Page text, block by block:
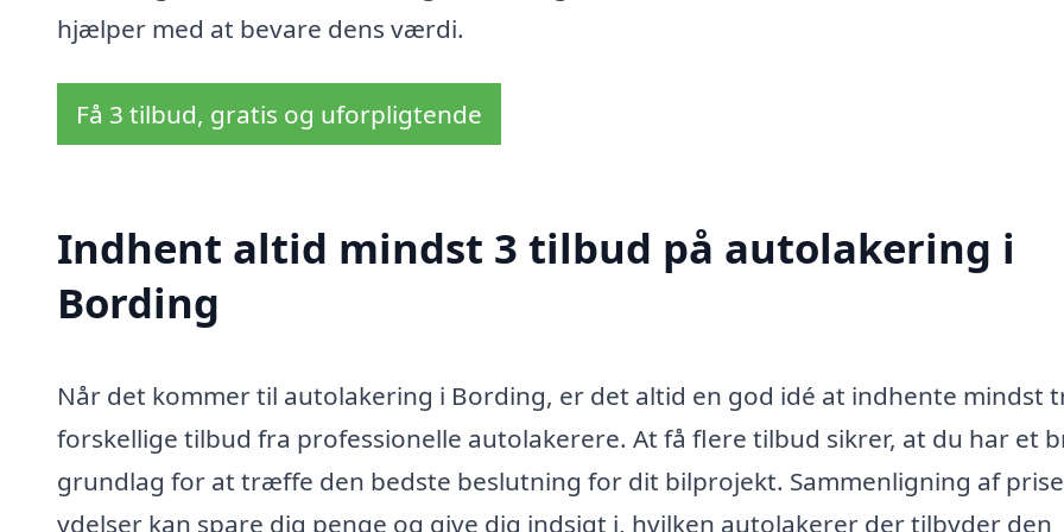
hjælper med at bevare dens værdi.
Få 3 tilbud, gratis og uforpligtende
Indhent altid mindst 3 tilbud på autolakering i
Bording
Når det kommer til autolakering i Bording, er det altid en god idé at indhente mindst
forskellige tilbud fra professionelle autolakerere. At få flere tilbud sikrer, at du har et
grundlag for at træffe den bedste beslutning for dit bilprojekt. Sammenligning af
ydelser kan spare dig penge og give dig indsigt i, hvilken autolakerer der tilbyder den